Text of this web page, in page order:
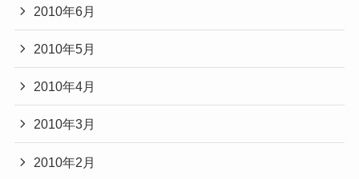
2010年6月
2010年5月
2010年4月
2010年3月
2010年2月